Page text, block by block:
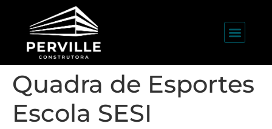
Quadra de Esportes
Escola SESI